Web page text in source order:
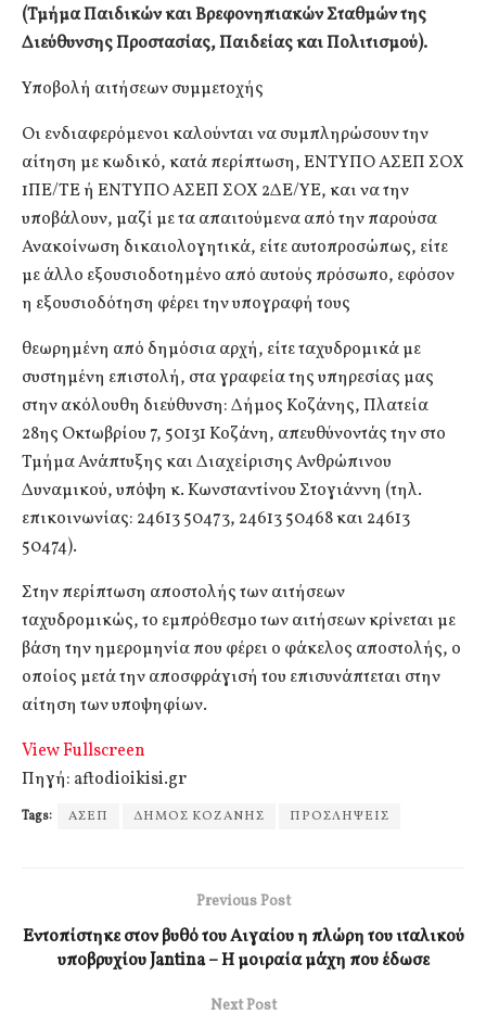
(Τμήμα Παιδικών και Βρεφονηπιακών Σταθμών της
Διεύθυνσης Προστασίας, Παιδείας και Πολιτισμού).
Υποβολή αιτήσεων συμμετοχής
Οι ενδιαφερόμενοι καλούνται να συμπληρώσουν την
αίτηση με κωδικό, κατά περίπτωση, ΕΝΤΥΠΟ ΑΣΕΠ ΣΟΧ
1ΠΕ/ΤΕ ή ΕΝΤΥΠΟ ΑΣΕΠ ΣΟΧ 2ΔΕ/ΥΕ, και να την
υποβάλουν, μαζί με τα απαιτούμενα από την παρούσα
Ανακοίνωση δικαιολογητικά, είτε αυτοπροσώπως, είτε
με άλλο εξουσιοδοτημένο από αυτούς πρόσωπο, εφόσον
η εξουσιοδότηση φέρει την υπογραφή τους
θεωρημένη από δημόσια αρχή, είτε ταχυδρομικά με
συστημένη επιστολή, στα γραφεία της υπηρεσίας μας
στην ακόλουθη διεύθυνση: Δήμος Κοζάνης, Πλατεία
28ης Οκτωβρίου 7, 50131 Κοζάνη, απευθύνοντάς την στο
Τμήμα Ανάπτυξης και Διαχείρισης Ανθρώπινου
Δυναμικού, υπόψη κ. Κωνσταντίνου Στογιάννη (τηλ.
επικοινωνίας: 24613 50473, 24613 50468 και 24613
50474).
Στην περίπτωση αποστολής των αιτήσεων
ταχυδρομικώς, το εμπρόθεσμο των αιτήσεων κρίνεται με
βάση την ημερομηνία που φέρει ο φάκελος αποστολής, ο
οποίος μετά την αποσφράγισή του επισυνάπτεται στην
αίτηση των υποψηφίων.
View Fullscreen
Πηγή: aftodioikisi.gr
Tags: ΑΣΕΠ ΔΗΜΟΣ ΚΟΖΑΝΗΣ ΠΡΟΣΛΗΨΕΙΣ
Previous Post
Εντοπίστηκε στον βυθό του Αιγαίου η πλώρη του ιταλικού
υποβρυχίου Jantina – Η μοιραία μάχη που έδωσε
Next Post